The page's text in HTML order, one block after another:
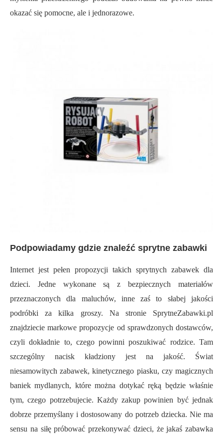
okazać się pomocne, ale i jednorazowe.
Podpowiadamy gdzie znaleźć sprytne zabawki
Internet jest pełen propozycji takich sprytnych zabawek dla
dzieci. Jedne wykonane są z bezpiecznych materiałów
przeznaczonych dla maluchów, inne zaś to słabej jakości
podróbki za kilka groszy. Na stronie SprytneZabawki.pl
znajdziecie markowe propozycje od sprawdzonych dostawców,
czyli dokładnie to, czego powinni poszukiwać rodzice. Tam
szczególny nacisk kładziony jest na jakość. Świat
niesamowitych zabawek, kinetycznego piasku, czy magicznych
baniek mydlanych, które można dotykać ręką będzie właśnie
tym, czego potrzebujecie. Każdy zakup powinien być jednak
dobrze przemyślany i dostosowany do potrzeb dziecka. Nie ma
sensu na siłę próbować przekonywać dzieci, że jakaś zabawka